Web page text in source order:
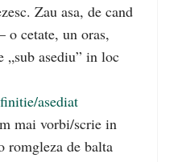
Zau asa, de cand
o cetate, un oras,
„sub asediu” in loc
asediat
mai vorbi/scrie in
romgleza de balta